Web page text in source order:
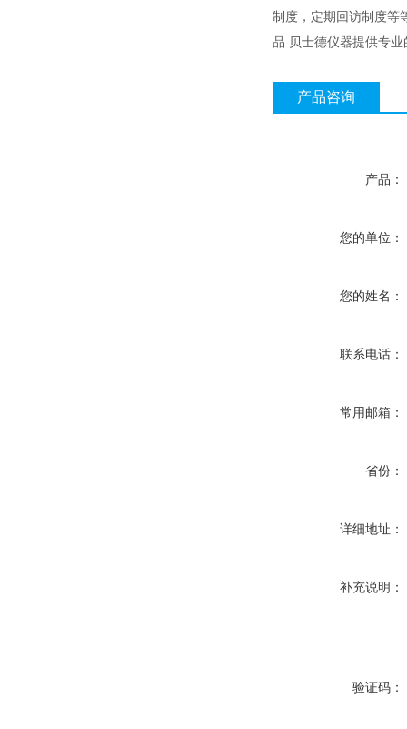
制度，定期回访制度等
品.贝士德仪器提供专
产品咨询
产品：
您的单位：
您的姓名：
联系电话：
常用邮箱：
省份：
详细地址：
补充说明：
验证码：